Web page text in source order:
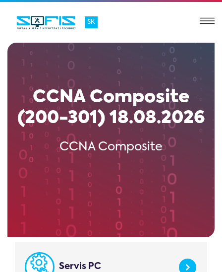
SK
CCNA Composite
(200-301) 18.08.2026
CCNA Composite
Servis PC